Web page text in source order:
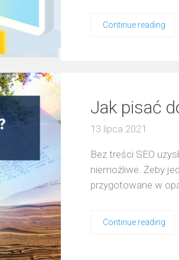
Continue reading
Jak pisać
13 lipca 2021
Bez treści SEO
niemożliwe. Żeby
przygotowane w
Continue reading